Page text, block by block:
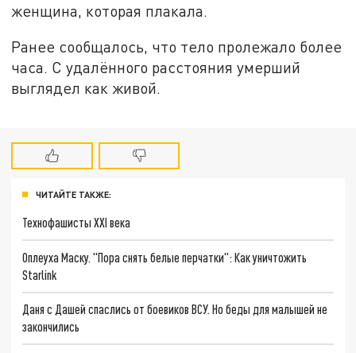
женщина, которая плакала.
Ранее сообщалось, что тело пролежало более
часа. С удалённого расстояния умерший
выглядел как живой.
ЧИТАЙТЕ ТАКЖЕ:
Технофашисты XXI века
Оплеуха Маску. "Пора снять белые перчатки": Как уничтожить
Starlink
Даня с Дашей спаслись от боевиков ВСУ. Но беды для малышей не
закончились